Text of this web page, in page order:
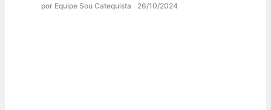
por Equipe Sou Catequista 26/10/2024